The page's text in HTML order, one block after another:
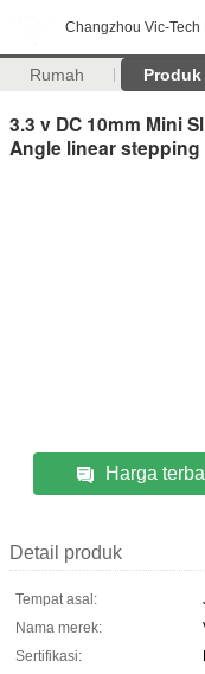
Changzhou Vic-Tech
Rumah Produk
3.3 v DC 10mm Mini
Angle linear stepping
Harga
Detail produk
Tempat asal:
Nama merek:
Sertifikasi: